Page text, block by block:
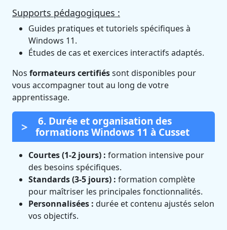
Supports pédagogiques :
Guides pratiques et tutoriels spécifiques à
Windows 11.
Études de cas et exercices interactifs adaptés.
Nos formateurs certifiéssont disponibles pour
vous accompagner tout au long de votre
apprentissage.
6. Durée et organisation des
formations Windows 11 à Cusset
Courtes (1-2 jours) : formation intensive pour
des besoins spécifiques.
Standards (3-5 jours) : formation complète
pour maîtriser les principales fonctionnalités.
Personnalisées : durée et contenu ajustés selon
vos objectifs.